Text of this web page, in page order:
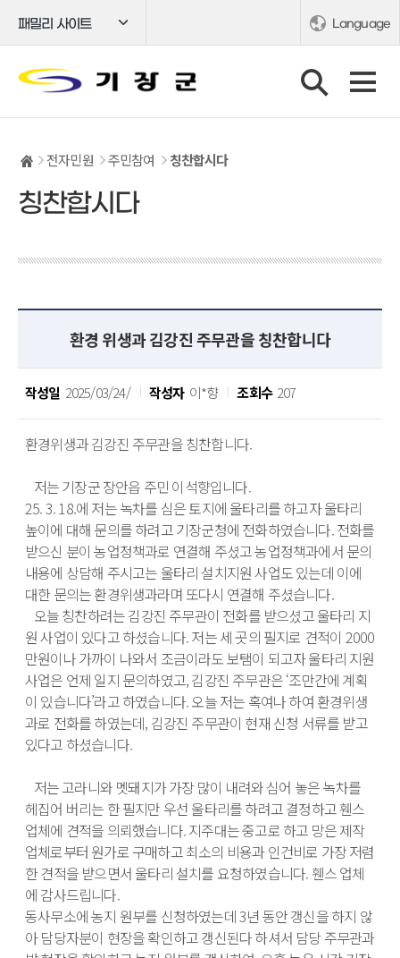
패밀리 사이트 Language
전자민원 주민참여 칭찬합시다
칭찬합시다
환경 위생과 김강진 주무관을 칭찬합니다
작성일 2025/03/24/ 작성자 이*향 조회수 207
환경위생과 김강진 주무관을 칭찬합니다.
25. 3. 18.에 저는 녹차를 심은 토지에 울타리를 하고자 울타리
높이에 대해 문의를 하려고 기장군청에 전화하였습니다. 전화를
받으신 분이 농업정책과로 연결해 주셨고 농업정책과에서 문의
내용에 상담해 주시고는 울타리 설치지원 사업도 있는데 이에
대한 문의는 환경위생과라며 또다시 연결해 주셨습니다.
원 사업이 있다고 하셨습니다. 저는 세 곳의 필지로 견적이 2000
만원이나 가까이 나와서 조금이라도 보탬이 되고자 울타리 지원
사업은 언제 일지 문의하였고, 김강진 주무관은 ‘조만간에 계획
이 있습니다’라고 하였습니다. 오늘 저는 혹여나 하여 환경위생
과로 전화를 하였는데, 김강진 주무관이 현재 신청 서류를 받고
있다고 하셨습니다.
헤집어 버리는 한 필지만 우선 울타리를 하려고 결정하고 휀스
업체에 견적을 의뢰했습니다. 지주대는 중고로 하고 망은 제작
업체로부터 원가로 구매하고 최소의 비용과 인건비로 가장 저렴
한 견적을 받으면서 울타리 설치를 요청하였습니다. 휀스 업체
에 감사드립니다.
동사무소에 농지 원부를 신청하였는데 3년 동안 갱신을 하지 않
아 담당자분이 현장을 확인하고 갱신된다 하셔서 담당 주무관과